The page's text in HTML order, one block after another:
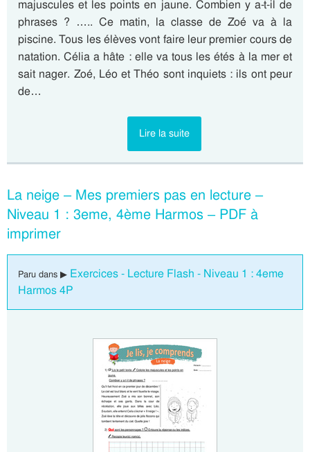
majuscules et les points en jaune. Combien y a-t-il de
phrases ? ….. Ce matin, la classe de Zoé va à la
piscine. Tous les élèves vont faire leur premier cours de
natation. Célia a hâte : elle va tous les étés à la mer et
sait nager. Zoé, Léo et Théo sont inquiets : ils ont peur
de…
Lire la suite
La neige – Mes premiers pas en lecture –
Niveau 1 : 3eme, 4ème Harmos – PDF à
imprimer
Paru dans ▶ Exercices - Lecture Flash - Niveau 1 : 4eme
Harmos 4P